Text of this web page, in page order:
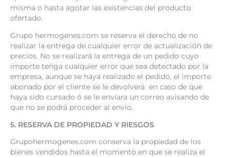
misma o hasta agotar las existencias del producto
ofertado.
Grupo hermogenes.com se reserva el derecho de no
realizar la entrega de cualquier error de actualización de
precios. No se realizará la entrega de un pedido cuyo
importe tenga cualquier error que sea detectado por la
empresa, aunque se haya realizado el pedido, el importe
abonado por el cliente se le devolverá en caso de que
haya sido cursado ó se le enviara un correo avisando de
que no se podrá proceder al envio.
5. RESERVA DE PROPIEDAD Y RIESGOS
Grupohermogenes.com conserva la propiedad de los
bienes vendidos hasta el momento en que se realiza el